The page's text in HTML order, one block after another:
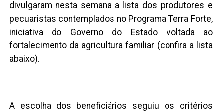
divulgaram nesta semana a lista dos produtores e
pecuaristas contemplados no Programa Terra Forte,
iniciativa do Governo do Estado voltada ao
fortalecimento da agricultura familiar (confira a lista
abaixo).
A escolha dos beneficiários seguiu os critérios